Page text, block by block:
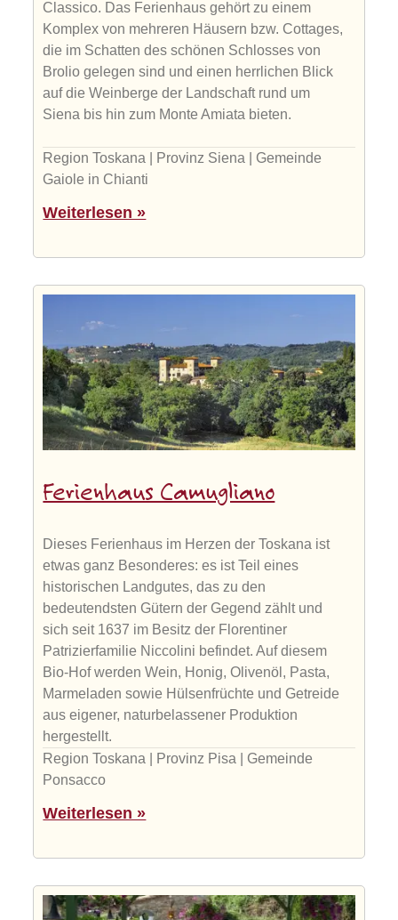
Classico. Das Ferienhaus gehört zu einem
Komplex von mehreren Häusern bzw. Cottages,
die im Schatten des schönen Schlosses von
Brolio gelegen sind und einen herrlichen Blick
auf die Weinberge der Landschaft rund um
Siena bis hin zum Monte Amiata bieten.
Region Toskana | Provinz Siena | Gemeinde
Gaiole in Chianti
Weiterlesen »
Ferienhaus Camugliano
Dieses Ferienhaus im Herzen der Toskana ist
etwas ganz Besonderes: es ist Teil eines
historischen Landgutes, das zu den
bedeutendsten Gütern der Gegend zählt und
sich seit 1637 im Besitz der Florentiner
Patrizierfamilie Niccolini befindet. Auf diesem
Bio-Hof werden Wein, Honig, Olivenöl, Pasta,
Marmeladen sowie Hülsenfrüchte und Getreide
aus eigener, naturbelassener Produktion
hergestellt.
Region Toskana | Provinz Pisa | Gemeinde
Ponsacco
Weiterlesen »